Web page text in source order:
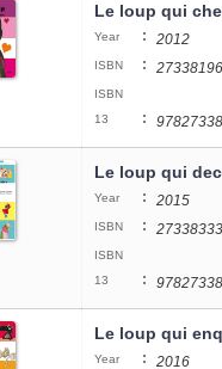
Le loup qui
Year : 2012
ISBN :
ISBN
13
:
Le loup qui
Year : 2015
ISBN :
ISBN
13
:
Le loup qui
Year : 2016